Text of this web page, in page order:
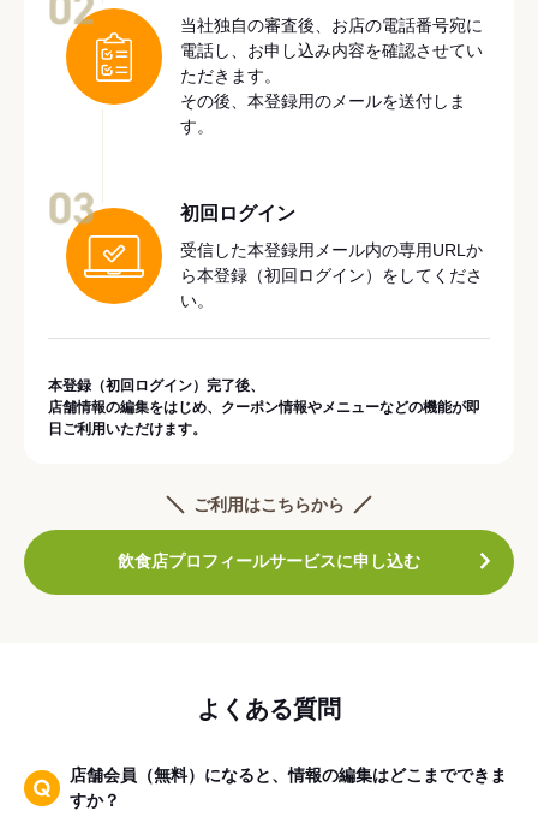
当社独自の審査後、お店の電話番号宛に
電話し、お申し込み内容を確認させてい
ただきます。
その後、本登録用のメールを送付しま
す。
初回ログイン
受信した本登録用メール内の専用URLか
ら本登録（初回ログイン）をしてくださ
い。
本登録（初回ログイン）完了後、
店舗情報の編集をはじめ、クーポン情報やメニューなどの機能が即
日ご利用いただけます。
ご利用はこちらから
飲食店プロフィールサービスに申し込む
よくある質問
店舗会員（無料）になると、情報の編集はどこまでできま
すか？